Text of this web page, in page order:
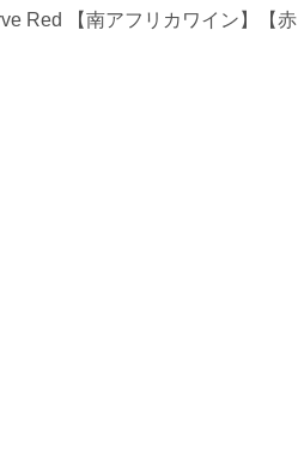
Red 【南アフリカワイン】【赤